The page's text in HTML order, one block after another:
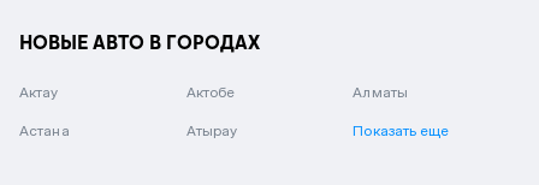
НОВЫЕ АВТО В ГОРОДАХ
Актау Актобе Алматы
Астана Атырау Показать еще